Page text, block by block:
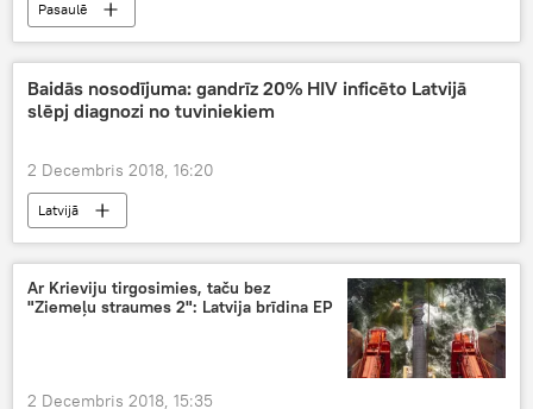
Pasaulē
Baidās nosodījuma: gandrīz 20% HIV inficēto Latvijā
slēpj diagnozi no tuviniekiem
2 Decembris 2018, 16:20
Latvijā
Ar Krieviju tirgosimies, taču bez
"Ziemeļu straumes 2": Latvija brīdina EP
2 Decembris 2018, 15:35